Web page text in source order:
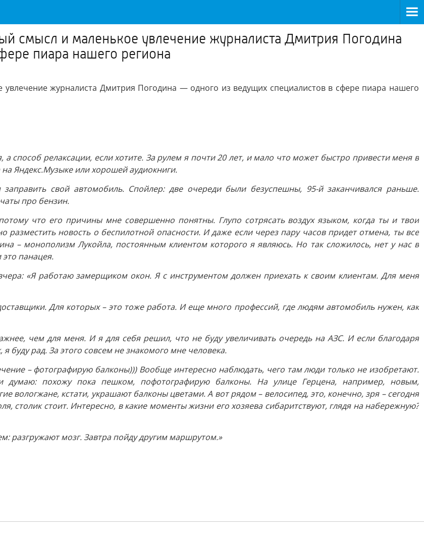
смысл и маленькое увлечение журналиста Дмитрия Погодина
пиара нашего региона
журналиста Дмитрия Погодина — одного из ведущих специалистов в сфере пиара нашего
способ релаксации, если хотите. За рулем я почти 20 лет, и мало что может быстро привести меня в
Яндекс.Музыке или хорошей аудиокниги.
свой автомобиль. Спойлер: две очереди были безуспешны, 95-й заканчивался раньше.
про бензин.
что его причины мне совершенно понятны. Глупо сотрясать воздух языком, когда ты и твои
новость о беспилотной опасности. И даже если через пару часов придет отмена, ты все
– монополизм Лукойла, постоянным клиентом которого я являюсь. Но так сложилось, нет у нас в
это панацея.
«Я работаю замерщиком окон. Я с инструментом должен приехать к своим клиентам. Для меня
Для которых – это тоже работа. И еще много профессий, где людям автомобиль нужен, как
чем для меня. И я для себя решил, что не буду увеличивать очередь на АЗС. И если благодаря
буду рад. За этого совсем не знакомого мне человека.
– фотографирую балконы))) Вообще интересно наблюдать, чего там люди только не изобретают.
думаю: похожу пока пешком, пофотографирую балконы. На улице Герцена, например, новым,
кстати, украшают балконы цветами. А вот рядом – велосипед, это, конечно, зря – сегодня
столик стоит. Интересно, в какие моменты жизни его хозяева сибаритствуют, глядя на набережную?
разгружают мозг. Завтра пойду другим маршрутом.»